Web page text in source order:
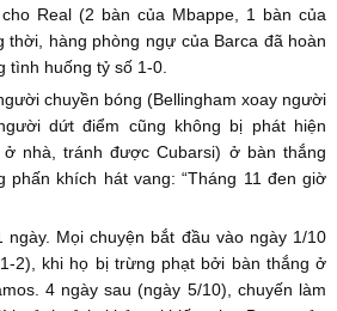
Real (2 bàn của Mbappe, 1 bàn của
thời, hàng phòng ngự của Barca đã hoàn
tình huống tỷ số 1-0.
chuyền bóng (Bellingham xoay người
dứt điểm cũng không bị phát hiện
nhà, tránh được Cubarsi) ở bàn thắng
phấn khích hát vang: “Tháng 11 đen giờ
ngày. Mọi chuyện bắt đầu vào ngày 1/10
2), khi họ bị trừng phạt bởi bàn thắng ở
4 ngày sau (ngày 5/10), chuyến làm